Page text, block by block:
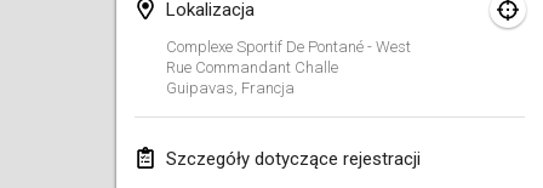
Lokalizacja
Complexe Sportif De Pontané - West
Rue Commandant Challe
Guipavas Francja
Szczegóły dotyczące rejestracji
luty 2022
MS v MÖLKPARKURU
4 lut 2022|Czechy